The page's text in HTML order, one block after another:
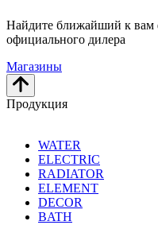
Найдите ближайший к
официального дилера
Магазины
Продукция
WATER
ELECTRIC
RADIATOR
ELEMENT
DECOR
BATH